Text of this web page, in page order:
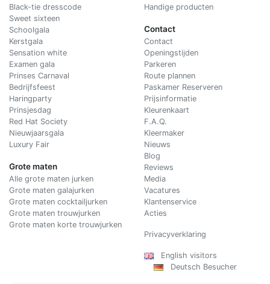
Black-tie dresscode
Sweet sixteen
Schoolgala
Kerstgala
Sensation white
Examen gala
Prinses Carnaval
Bedrijfsfeest
Haringparty
Prinsjesdag
Red Hat Society
Nieuwjaarsgala
Luxury Fair
Grote maten
Alle grote maten jurken
Grote maten galajurken
Grote maten cocktailjurken
Grote maten trouwjurken
Grote maten korte trouwjurken
Handige producten
Contact
Contact
Openingstijden
Parkeren
Route plannen
Paskamer Reserveren
Prijsinformatie
Kleurenkaart
F.A.Q.
Kleermaker
Nieuws
Blog
Reviews
Media
Vacatures
Klantenservice
Acties
Privacyverklaring
English visitors
Deutsch Besucher